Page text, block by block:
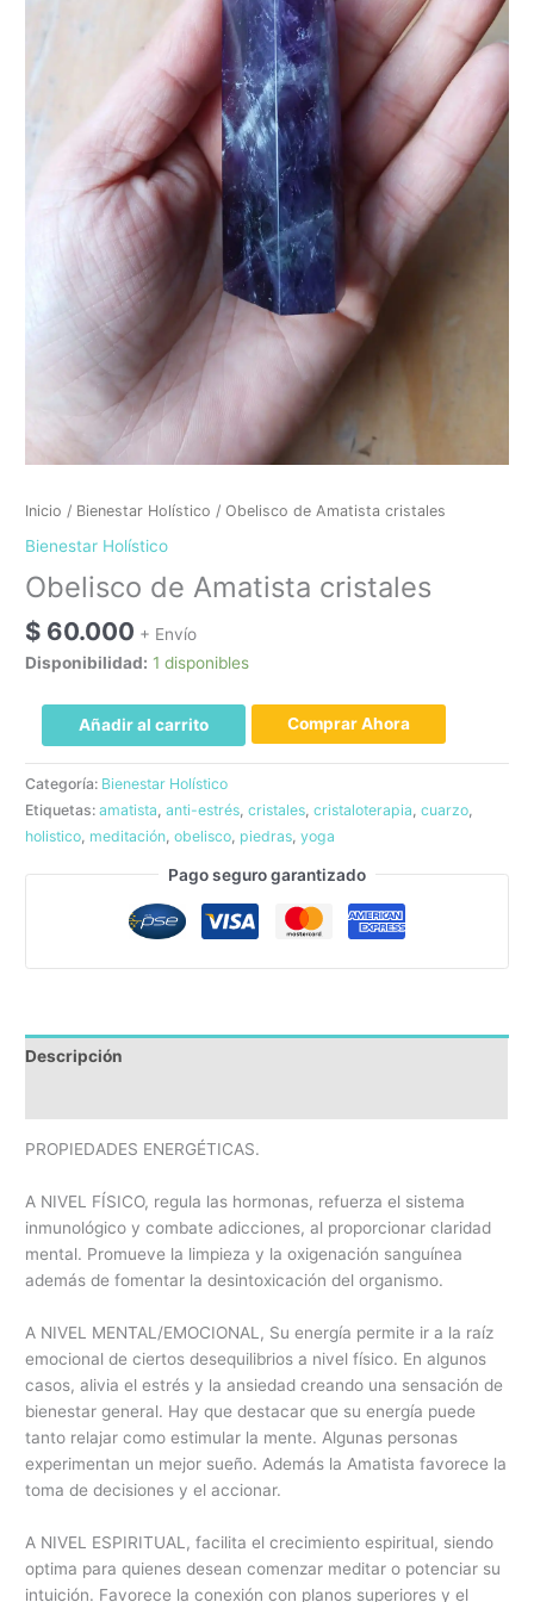
Inicio / Bienestar Holístico / Obelisco de Amatista cristales
Bienestar Holístico
Obelisco de Amatista cristales
$ 60.000 + Envío
Disponibilidad: 1 disponibles
Obelisco
de
Amatista
cristales
cantidad
Añadir al carrito
Categoría: Bienestar Holístico
Etiquetas:amatista ,anti-estrés ,cristales ,cristaloterapia ,cuarzo
holistico meditación ,obelisco piedras ,yoga
Pago seguro garantizado
Descripción
PROPIEDADES ENERGÉTICAS.
A NIVEL FÍSICO, regula las hormonas, refuerza el sistema
inmunológico y combate adicciones, al proporcionar claridad
mental. Promueve la limpieza y la oxigenación sanguínea
además de fomentar la desintoxicación del organismo.
A NIVEL MENTAL/EMOCIONAL, Su energía permite ir a la raíz
emocional de ciertos desequilibrios a nivel físico. En algunos
casos, alivia el estrés y la ansiedad creando una sensación de
bienestar general. Hay que destacar que su energía puede
tanto relajar como estimular la mente. Algunas personas
experimentan un mejor sueño. Además la Amatista favorece la
toma de decisiones y el accionar.
A NIVEL ESPIRITUAL, facilita el crecimiento espiritual, siendo
optima para quienes desean comenzar meditar o potenciar su
intuición. Favorece la conexión con planos superiores y el